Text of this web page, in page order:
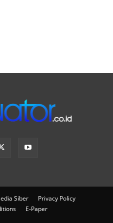
Siber
Privacy Policy
E-Paper